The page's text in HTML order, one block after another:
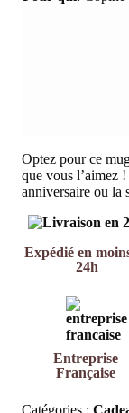
Optez pour ce
que vous l’aimez
anniversaire ou la
Expédié en
24h
Entreprise
Française
Catégories :